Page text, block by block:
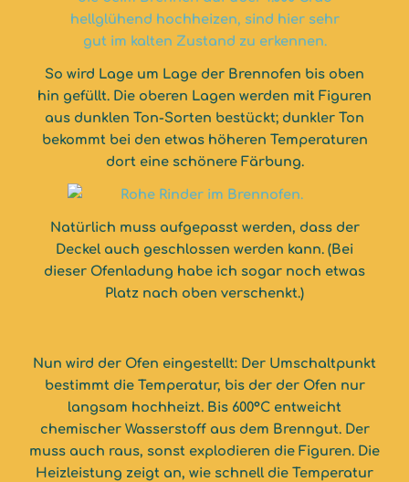
So wird Lage um Lage der Brennofen bis oben
hin gefüllt. Die oberen Lagen werden mit Figuren
aus dunklen Ton-Sorten bestückt; dunkler Ton
bekommt bei den etwas höheren Temperaturen
dort eine schönere Färbung.
Natürlich muss aufgepasst werden, dass der
Deckel auch geschlossen werden kann. (Bei
dieser Ofenladung habe ich sogar noch etwas
Platz nach oben verschenkt.)
Nun wird der Ofen eingestellt: Der Umschaltpunkt
bestimmt die Temperatur, bis der der Ofen nur
langsam hochheizt. Bis 600°C entweicht
chemischer Wasserstoff aus dem Brenngut. Der
muss auch raus, sonst explodieren die Figuren. Die
Heizleistung zeigt an, wie schnell die Temperatur